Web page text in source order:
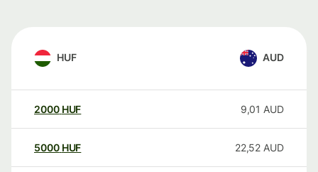
HUF AUD
2000 HUF 9,01 AUD
5000 HUF 22,52 AUD